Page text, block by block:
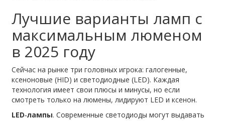
Лучшие варианты ламп с
максимальным люменом
в 2025 году
Сейчас на рынке три головных игрока: галогенные,
ксеноновые (HID) и светодиодные (LED). Каждая
технология имеет свои плюсы и минусы, но если
смотреть только на люмены, лидируют LED и ксенон.
LED‑лампы. Современные светодиоды могут выдавать